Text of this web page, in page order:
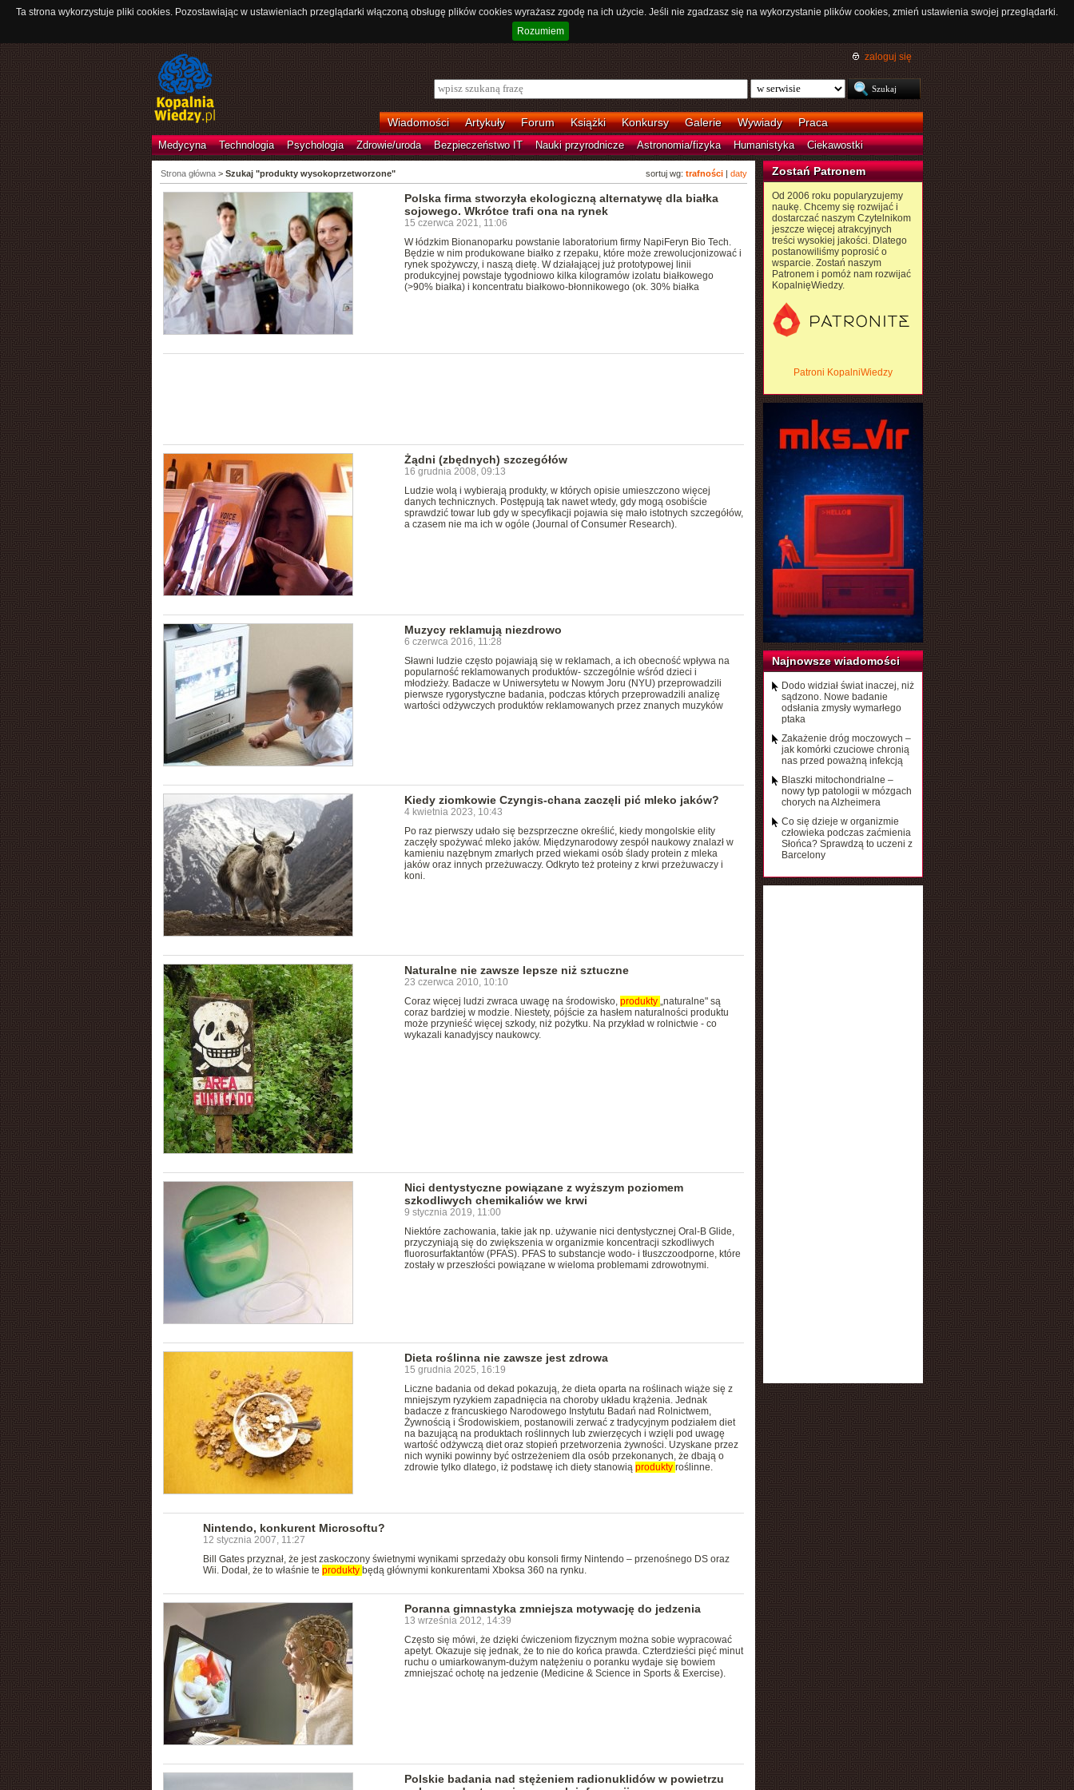
Ta strona wykorzystuje pliki cookies. Pozostawiając w ustawieniach przeglądarki włączoną obsługę plików cookies wyrażasz zgodę na ich użycie. Jeśli nie zgadzasz się na wykorzystanie plików cookies, zmień ustawienia swojej przeglądarki.
Rozumiem
zaloguj się
Wiadomości Artykuły Forum Książki Konkursy Galerie Wywiady Praca
Medycyna Technologia Psychologia Zdrowie/uroda Bezpieczeństwo IT Nauki przyrodnicze Astronomia/fizyka Humanistyka Ciekawostki
sortuj wg: trafności| daty
Strona główna> Szukaj "produkty wysokoprzetworzone"
Polska firma stworzyła ekologiczną alternatywę dla białka
sojowego. Wkrótce trafi ona na rynek
15 czerwca 2021, 11:06
W łódzkim Bionanoparku powstanie laboratorium firmy NapiFeryn Bio Tech.
Będzie w nim produkowane białko z rzepaku, które może zrewolucjonizować i
rynek spożywczy, i naszą dietę. W działającej już prototypowej linii
produkcyjnej powstaje tygodniowo kilka kilogramów izolatu białkowego
(>90% białka) i koncentratu białkowo-błonnikowego (ok. 30% białka
Żądni (zbędnych) szczegółów
16 grudnia 2008, 09:13
Ludzie wolą i wybierają produkty, w których opisie umieszczono więcej
danych technicznych. Postępują tak nawet wtedy, gdy mogą osobiście
sprawdzić towar lub gdy w specyfikacji pojawia się mało istotnych szczegółów,
a czasem nie ma ich w ogóle (Journal of Consumer Research).
Muzycy reklamują niezdrowo
6 czerwca 2016, 11:28
Sławni ludzie często pojawiają się w reklamach, a ich obecność wpływa na
popularność reklamowanych produktów- szczególnie wśród dzieci i
młodzieży. Badacze w Uniwersytetu w Nowym Joru (NYU) przeprowadzili
pierwsze rygorystyczne badania, podczas których przeprowadzili analizę
wartości odżywczych produktów reklamowanych przez znanych muzyków
Kiedy ziomkowie Czyngis-chana zaczęli pić mleko jaków?
4 kwietnia 2023, 10:43
Po raz pierwszy udało się bezsprzeczne określić, kiedy mongolskie elity
zaczęły spożywać mleko jaków. Międzynarodowy zespół naukowy znalazł w
kamieniu nazębnym zmarłych przed wiekami osób ślady protein z mleka
jaków oraz innych przeżuwaczy. Odkryto też proteiny z krwi przeżuwaczy i
koni.
Naturalne nie zawsze lepsze niż sztuczne
23 czerwca 2010, 10:10
Coraz więcej ludzi zwraca uwagę na środowisko, produkty „naturalne" są
coraz bardziej w modzie. Niestety, pójście za hasłem naturalności produktu
może przynieść więcej szkody, niż pożytku. Na przykład w rolnictwie - co
wykazali kanadyjscy naukowcy.
Nici dentystyczne powiązane z wyższym poziomem
szkodliwych chemikaliów we krwi
9 stycznia 2019, 11:00
Niektóre zachowania, takie jak np. używanie nici dentystycznej Oral-B Glide,
przyczyniają się do zwiększenia w organizmie koncentracji szkodliwych
fluorosurfaktantów (PFAS). PFAS to substancje wodo- i tłuszczoodporne, które
zostały w przeszłości powiązane w wieloma problemami zdrowotnymi.
Dieta roślinna nie zawsze jest zdrowa
15 grudnia 2025, 16:19
Liczne badania od dekad pokazują, że dieta oparta na roślinach wiąże się z
mniejszym ryzykiem zapadnięcia na choroby układu krążenia. Jednak
badacze z francuskiego Narodowego Instytutu Badań nad Rolnictwem,
Żywnością i Środowiskiem, postanowili zerwać z tradycyjnym podziałem diet
na bazującą na produktach roślinnych lub zwierzęcych i wzięli pod uwagę
wartość odżywczą diet oraz stopień przetworzenia żywności. Uzyskane przez
nich wyniki powinny być ostrzeżeniem dla osób przekonanych, że dbają o
zdrowie tylko dlatego, iż podstawę ich diety stanowią produkty roślinne.
Nintendo, konkurent Microsoftu?
12 stycznia 2007, 11:27
Bill Gates przyznał, że jest zaskoczony świetnymi wynikami sprzedaży obu konsoli firmy Nintendo – przenośnego DS oraz
Wii. Dodał, że to właśnie te produkty będą głównymi konkurentami Xboksa 360 na rynku.
Poranna gimnastyka zmniejsza motywację do jedzenia
13 września 2012, 14:39
Często się mówi, że dzięki ćwiczeniom fizycznym można sobie wypracować
apetyt. Okazuje się jednak, że to nie do końca prawda. Czterdzieści pięć minut
ruchu o umiarkowanym-dużym natężeniu o poranku wydaje się bowiem
zmniejszać ochotę na jedzenie (Medicine & Science in Sports & Exercise).
Polskie badania nad stężeniem radionuklidów w powietrzu
Zostań Patronem
Od 2006 roku popularyzujemy
naukę. Chcemy się rozwijać i
dostarczać naszym Czytelnikom
jeszcze więcej atrakcyjnych
treści wysokiej jakości. Dlatego
postanowiliśmy poprosić o
wsparcie. Zostań naszym
Patronem i pomóż nam rozwijać
KopalnięWiedzy.
Patroni KopalniWiedzy
Najnowsze wiadomości
Dodo widział świat inaczej, niż
sądzono. Nowe badanie
odsłania zmysły wymarłego
ptaka
Zakażenie dróg moczowych –
jak komórki czuciowe chronią
nas przed poważną infekcją
Blaszki mitochondrialne –
nowy typ patologii w mózgach
chorych na Alzheimera
Co się dzieje w organizmie
człowieka podczas zaćmienia
Słońca? Sprawdzą to uczeni z
Barcelony